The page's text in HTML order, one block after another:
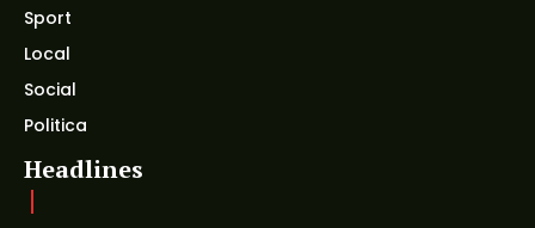
Sport
Local
Social
Politica
Headlines